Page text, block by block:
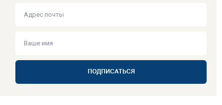
ПОДПИСАТЬСЯ